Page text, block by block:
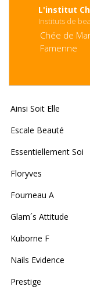
L'institut
Instituts de
Chée de
Famenne
Ainsi Soit Elle
Escale Beauté
Essentiellement Soi
Floryves
Fourneau A
Glam´s Attitude
Kuborne F
Nails Evidence
Prestige